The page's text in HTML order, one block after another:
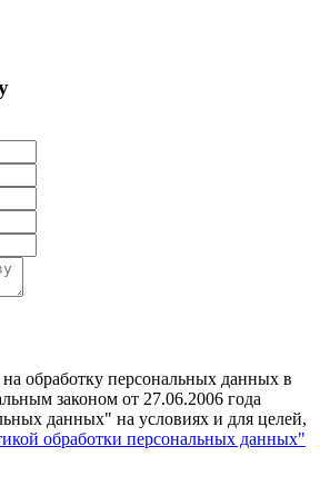
на обработку персональных данных в
законом от 27.06.2006 года
данных" на условиях и для целей,
обработки персональных данных"